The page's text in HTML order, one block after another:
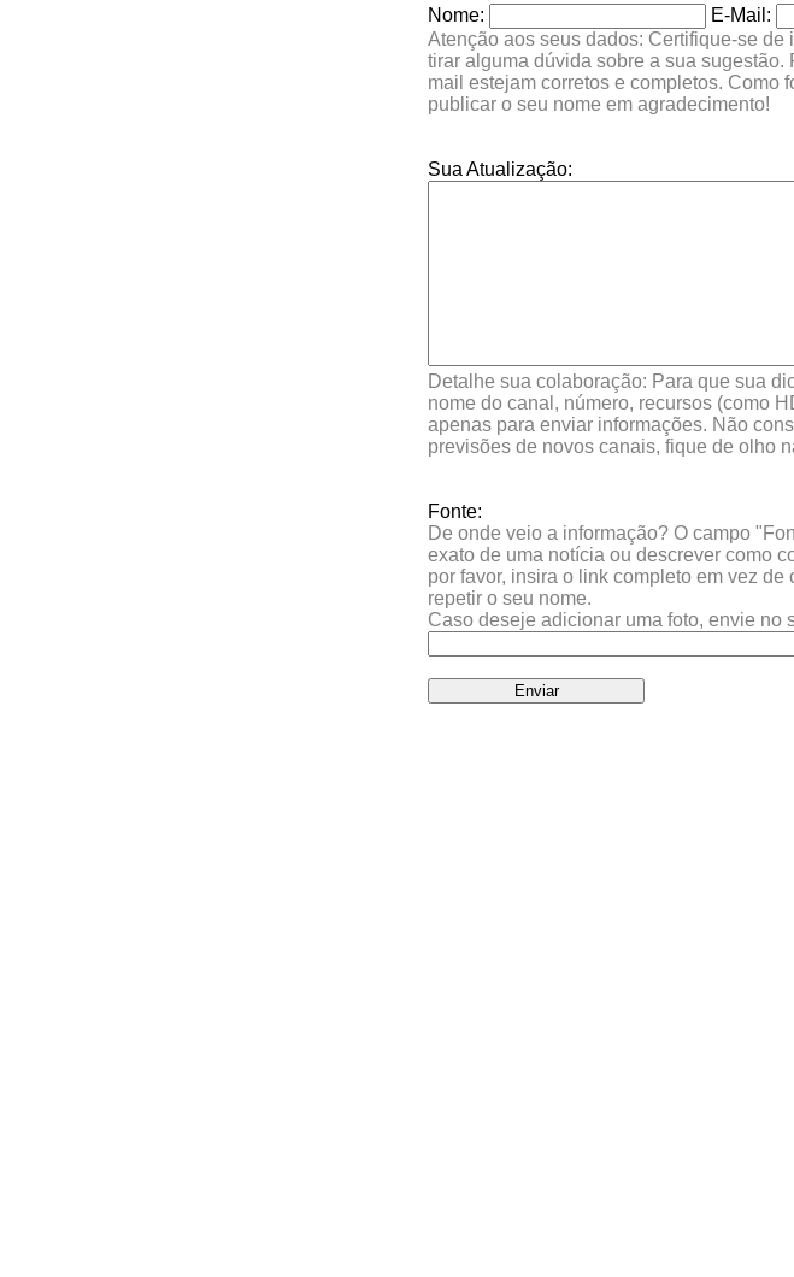
Nome: E-Mail:
Atenção aos seus dados: Certifique-se
tirar alguma dúvida sobre a sua
mail estejam corretos e completos. Como
publicar o seu nome em agradecimento!
Sua Atualização:
Detalhe sua colaboração: Para que sua
nome do canal, número, recursos (como
apenas para enviar informações. Não
previsões de novos canais, fique de olho
Fonte:
De onde veio a informação? O campo
exato de uma notícia ou descrever como
por favor, insira o link completo em vez
repetir o seu nome.
Caso deseje adicionar uma foto, envie no